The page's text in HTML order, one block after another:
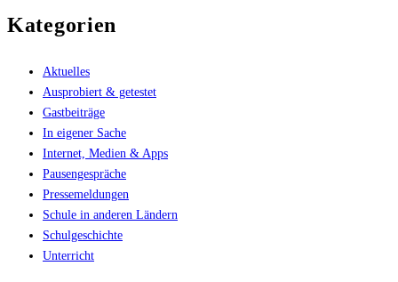
Kategorien
Aktuelles
Ausprobiert & getestet
Gastbeiträge
In eigener Sache
Internet, Medien & Apps
Pausengespräche
Pressemeldungen
Schule in anderen Ländern
Schulgeschichte
Unterricht